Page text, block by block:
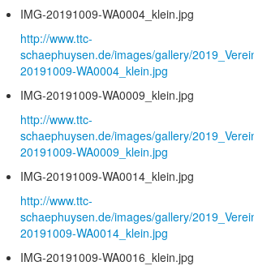
IMG-20191009-WA0004_klein.jpg
http://www.ttc-
schaephuysen.de/images/gallery/
20191009-WA0004_klein.jpg
IMG-20191009-WA0009_klein.jpg
http://www.ttc-
schaephuysen.de/images/gallery/
20191009-WA0009_klein.jpg
IMG-20191009-WA0014_klein.jpg
http://www.ttc-
schaephuysen.de/images/gallery/
20191009-WA0014_klein.jpg
IMG-20191009-WA0016_klein.jpg